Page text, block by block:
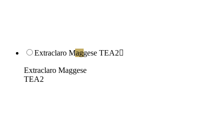
Extraclaro Maggese TEA2
Extraclaro Maggese
TEA2